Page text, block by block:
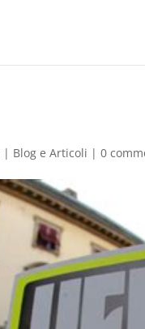
| Blog e Articoli |0